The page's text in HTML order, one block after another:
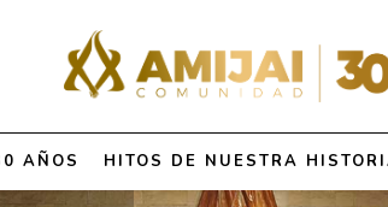
AÑOS HITOS DE NUESTRA